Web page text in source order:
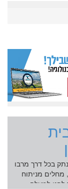
בכל דרך מרבו
מחלים מניתוח
למעלה